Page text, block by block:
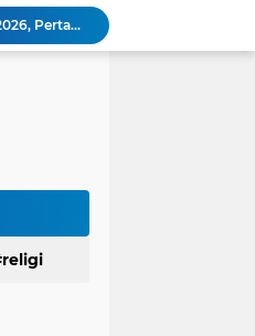
Harga BBM Pertamina di Jawa Barat Turun Mulai 2 Agustus 2026, Pertamax Jadi Rp15.950 per Liter, Cek Daftar Harga Terbaru
religi